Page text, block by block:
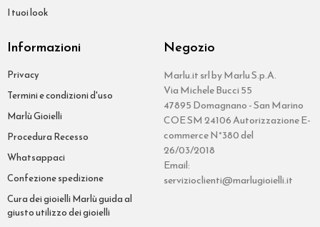
I tuoi look
Informazioni
Privacy
Termini e condizioni d'uso
Marlù Gioielli
Procedura Recesso
Whatsappaci
Confezione spedizione
Cura dei gioielli Marlù guida al
giusto utilizzo dei gioielli
Negozio
Marlu.it srl by Marlu S.p.A.
Via Michele Bucci 55
47895 Domagnano - San Marino
COE SM 24106 Autorizzazione E-
commerce N°380 del
26/03/2018
Email:
servizioclienti@marlugioielli.it